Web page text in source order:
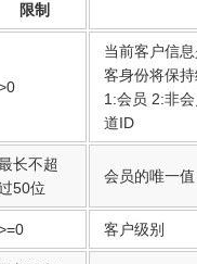
限制
当前客户信
客身份将保持
1:会员 2:非
道ID
长不超
50位
会员的唯一值
客户级别